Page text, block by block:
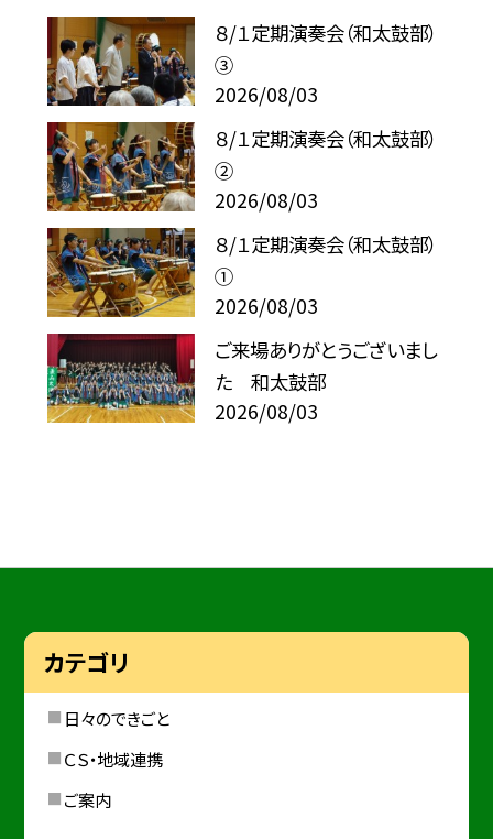
８/１定期演奏会（和太鼓部）
③
2026/08/03
８/１定期演奏会（和太鼓部）
②
2026/08/03
８/１定期演奏会（和太鼓部）
①
2026/08/03
ご来場ありがとうございまし
た 和太鼓部
2026/08/03
カテゴリ
日々のできごと
ＣＳ・地域連携
ご案内